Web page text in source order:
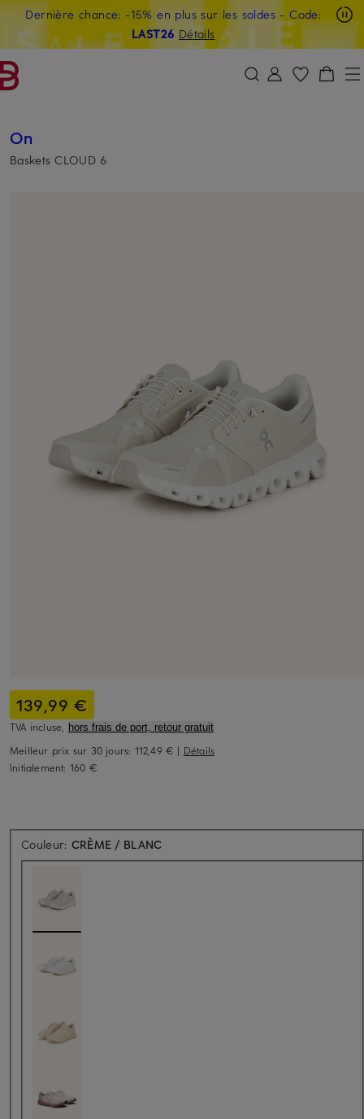
PASSER AU CONTENU PRINCIPAL PASSER AU CHAMP DE
Dernière chance: -15% en plus sur les soldes - Code:
LAST26 Détails
On
Baskets CLOUD 6
139,99 €
TVA incluse, hors frais de port, retour gratuit
Meilleur prix sur 30 jours: 112,49 € | Détails
Initialement: 160 €
Couleur: CRÈME / BLANC